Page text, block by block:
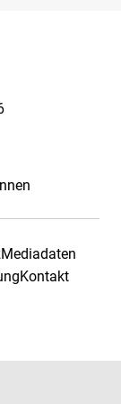
Mediadaten
Kontakt